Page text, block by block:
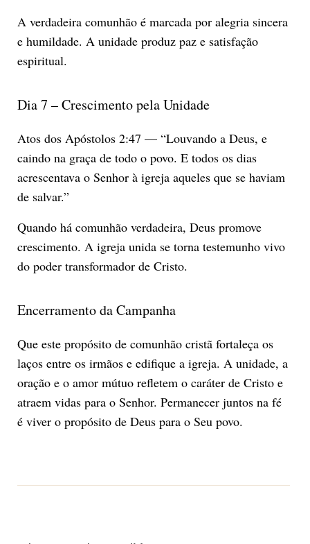
A verdadeira comunhão é marcada por alegria sincera
e humildade. A unidade produz paz e satisfação
espiritual.
Dia 7 – Crescimento pela Unidade
Atos dos Apóstolos 2:47 — “Louvando a Deus, e
caindo na graça de todo o povo. E todos os dias
acrescentava o Senhor à igreja aqueles que se haviam
de salvar.”
Quando há comunhão verdadeira, Deus promove
crescimento. A igreja unida se torna testemunho vivo
do poder transformador de Cristo.
Encerramento da Campanha
Que este propósito de comunhão cristã fortaleça os
laços entre os irmãos e edifique a igreja. A unidade, a
oração e o amor mútuo refletem o caráter de Cristo e
atraem vidas para o Senhor. Permanecer juntos na fé
é viver o propósito de Deus para o Seu povo.